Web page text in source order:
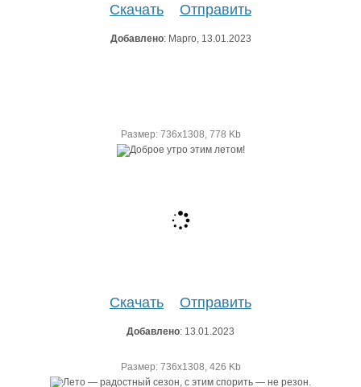
Скачать Отправить
Добавлено: Марго, 13.01.2023
Размер: 736х1308, 778 Kb
Скачать Отправить
Добавлено: 13.01.2023
Размер: 736х1308, 426 Kb